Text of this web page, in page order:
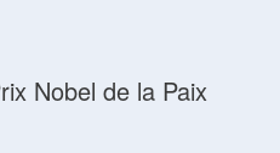
Nobel de la Paix